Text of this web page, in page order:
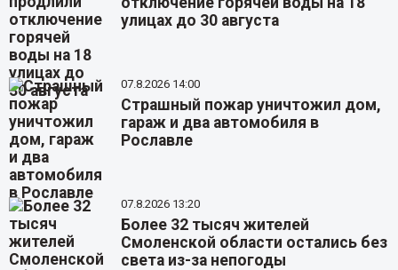
улицах до 30 августа
07.8.2026 14:00
Страшный пожар уничтожил дом,
гараж и два автомобиля в
Рославле
07.8.2026 13:20
Более 32 тысяч жителей
Смоленской области остались без
света из-за непогоды